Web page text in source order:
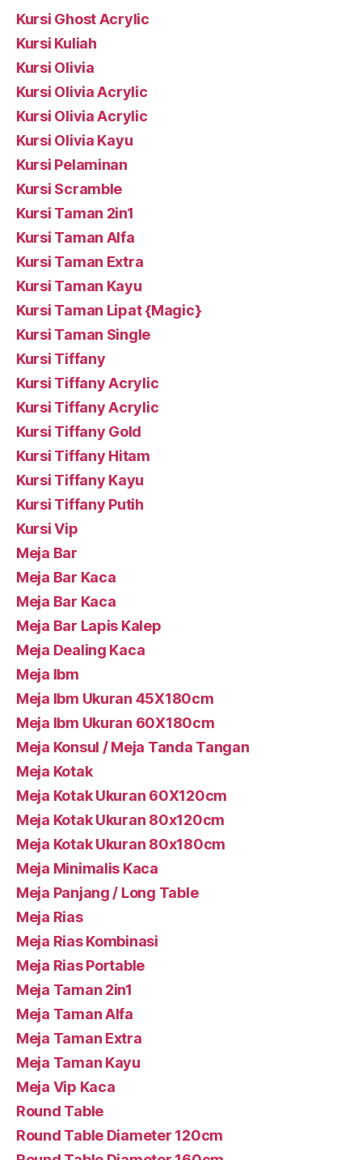
Kursi Ghost Acrylic
Kursi Kuliah
Kursi Olivia
Kursi Olivia Acrylic
Kursi Olivia Acrylic
Kursi Olivia Kayu
Kursi Pelaminan
Kursi Scramble
Kursi Taman 2in1
Kursi Taman Alfa
Kursi Taman Extra
Kursi Taman Kayu
Kursi Taman Lipat {Magic}
Kursi Taman Single
Kursi Tiffany
Kursi Tiffany Acrylic
Kursi Tiffany Acrylic
Kursi Tiffany Gold
Kursi Tiffany Hitam
Kursi Tiffany Kayu
Kursi Tiffany Putih
Kursi Vip
Meja Bar
Meja Bar Kaca
Meja Bar Kaca
Meja Bar Lapis Kalep
Meja Dealing Kaca
Meja Ibm
Meja Ibm Ukuran 45X180cm
Meja Ibm Ukuran 60X180cm
Meja Konsul / Meja Tanda Tangan
Meja Kotak
Meja Kotak Ukuran 60X120cm
Meja Kotak Ukuran 80x120cm
Meja Kotak Ukuran 80x180cm
Meja Minimalis Kaca
Meja Panjang / Long Table
Meja Rias
Meja Rias Kombinasi
Meja Rias Portable
Meja Taman 2in1
Meja Taman Alfa
Meja Taman Extra
Meja Taman Kayu
Meja Vip Kaca
Round Table
Round Table Diameter 120cm